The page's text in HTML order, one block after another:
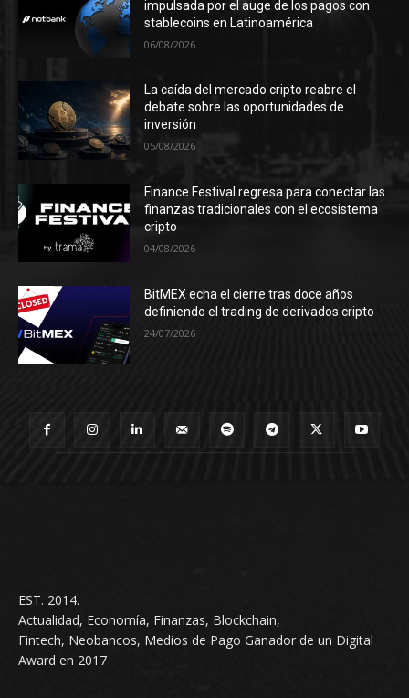
impulsada por el auge de los pagos con
stablecoins en Latinoamérica
06/08/2026
La caída del mercado cripto reabre el
debate sobre las oportunidades de
inversión
05/08/2026
Finance Festival regresa para conectar las
finanzas tradicionales con el ecosistema
cripto
04/08/2026
BitMEX echa el cierre tras doce años
definiendo el trading de derivados cripto
24/07/2026
EST. 2014.
Actualidad, Economía, Finanzas, Blockchain,
Fintech, Neobancos, Medios de Pago Ganador de un Digital
Award en 2017